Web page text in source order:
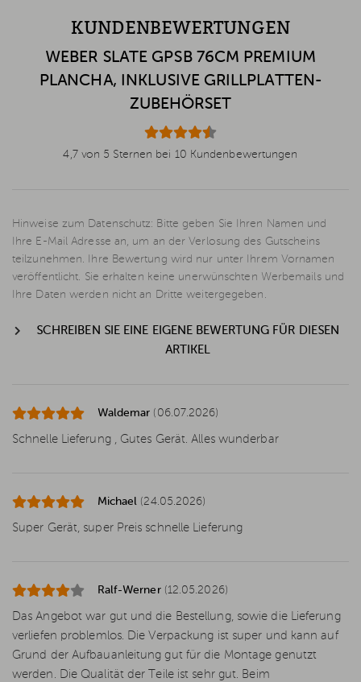
KUNDENBEWERTUNGEN
WEBER SLATE GPSB 76CM PREMIUM
PLANCHA, INKLUSIVE GRILLPLATTEN-
ZUBEHÖRSET
4,7 von 5 Sternen bei 10 Kundenbewertungen
Hinweise zum Datenschutz: Bitte geben Sie Ihren Namen und
Ihre E-Mail Adresse an, um an der Verlosung des Gutscheins
teilzunehmen. Ihre Bewertung wird nur unter Ihrem Vornamen
veröffentlicht. Sie erhalten keine unerwünschten Werbemails und
Ihre Daten werden nicht an Dritte weitergegeben.
SCHREIBEN SIE EINE EIGENE BEWERTUNG FÜR DIESEN
ARTIKEL
Waldemar (06.07.2026)
Schnelle Lieferung , Gutes Gerät. Alles wunderbar
Michael (24.05.2026)
Super Gerät, super Preis schnelle Lieferung
Ralf-Werner (12.05.2026)
Das Angebot war gut und die Bestellung, sowie die Lieferung
verliefen problemlos. Die Verpackung ist super und kann auf
Grund der Aufbauanleitung gut für die Montage genutzt
werden. Die Qualität der Teile ist sehr gut. Beim